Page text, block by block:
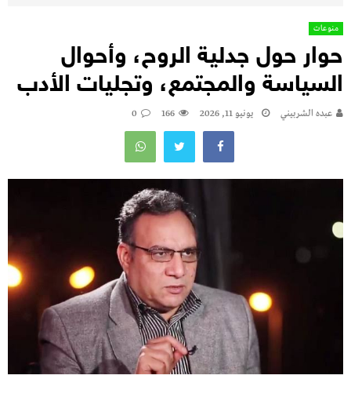
منوعات
حوار حول جدلية الروح، وأحوال
السياسة والمجتمع، وتجليات الأدب
عبده الشربيني يونيو 11, 2026 166
0